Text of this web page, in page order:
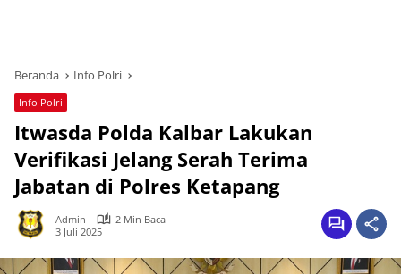
Beranda Info Polri
Info Polri
Itwasda Polda Kalbar Lakukan
Verifikasi Jelang Serah Terima
Jabatan di Polres Ketapang
Admin
2 Min Baca
3 Juli 2025